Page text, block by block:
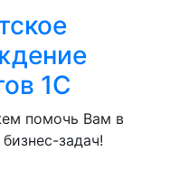
1C
помочь Вам в
задач!